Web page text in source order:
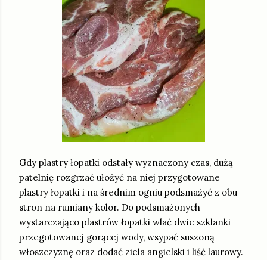
Gdy plastry łopatki odstały wyznaczony czas, dużą
patelnię rozgrzać ułożyć na niej przygotowane
plastry łopatki i na średnim ogniu podsmażyć z obu
stron na rumiany kolor. Do podsmażonych
wystarczająco plastrów łopatki wlać dwie szklanki
przegotowanej gorącej wody, wsypać suszoną
włoszczyznę oraz dodać ziela angielski i liść laurowy.